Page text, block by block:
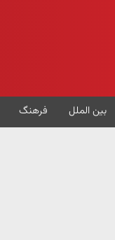
بین الملل فرهنگ